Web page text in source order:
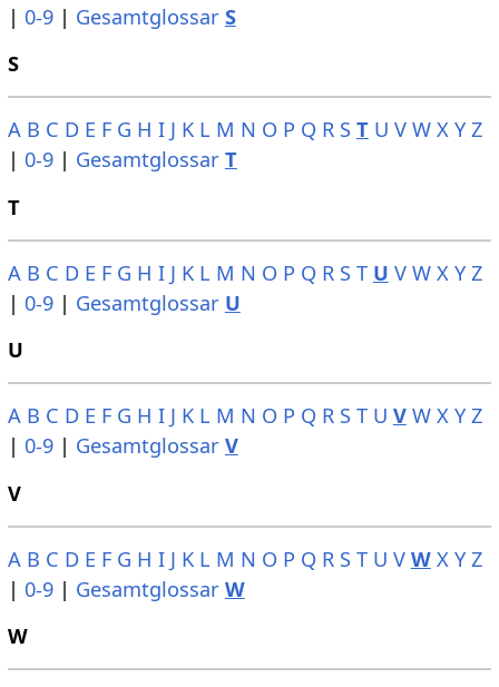
| 0-9| Gesamtglossar S
S
A B C D E F G H I J K L M N O P Q R S T U V W X Y Z
| 0-9| Gesamtglossar T
T
A B C D E F G H I J K L M N O P Q R S T U V W X Y Z
| 0-9| Gesamtglossar U
U
A B C D E F G H I J K L M N O P Q R S T U V W X Y Z
| 0-9| Gesamtglossar V
V
A B C D E F G H I J K L M N O P Q R S T U V W X Y Z
| 0-9| Gesamtglossar W
W